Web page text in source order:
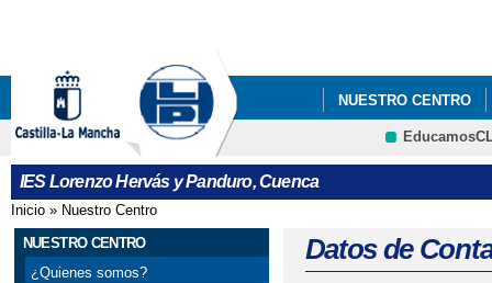
NUESTRO CENTRO
FORMACIÓN
IES Lorenzo Hervás y Panduro, Cuenca
Se encuentra usted aquí
Inicio » Nuestro Centro
NUESTRO CENTRO
¿Quienes somos?
Datos de